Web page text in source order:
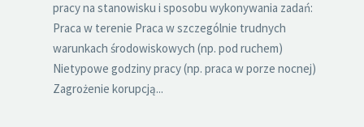
pracy na stanowisku i sposobu wykonywania zadań:
Praca w terenie Praca w szczególnie trudnych
warunkach środowiskowych (np. pod ruchem)
Nietypowe godziny pracy (np. praca w porze nocnej)
Zagrożenie korupcją...